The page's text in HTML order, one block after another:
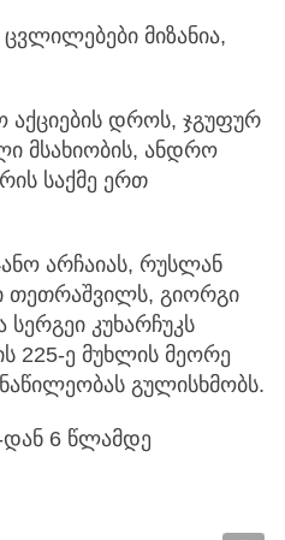
მიზანია,
აქციების დროს, ჯგუფურ
მსახიობის, ანდრო
საქმე ერთ
არჩაიას, რუსლან
თეთრაშვილს, გიორგი
კუხარჩუკს
225-ე მუხლის მეორე
გულისხმობს.
დან 6 წლამდე